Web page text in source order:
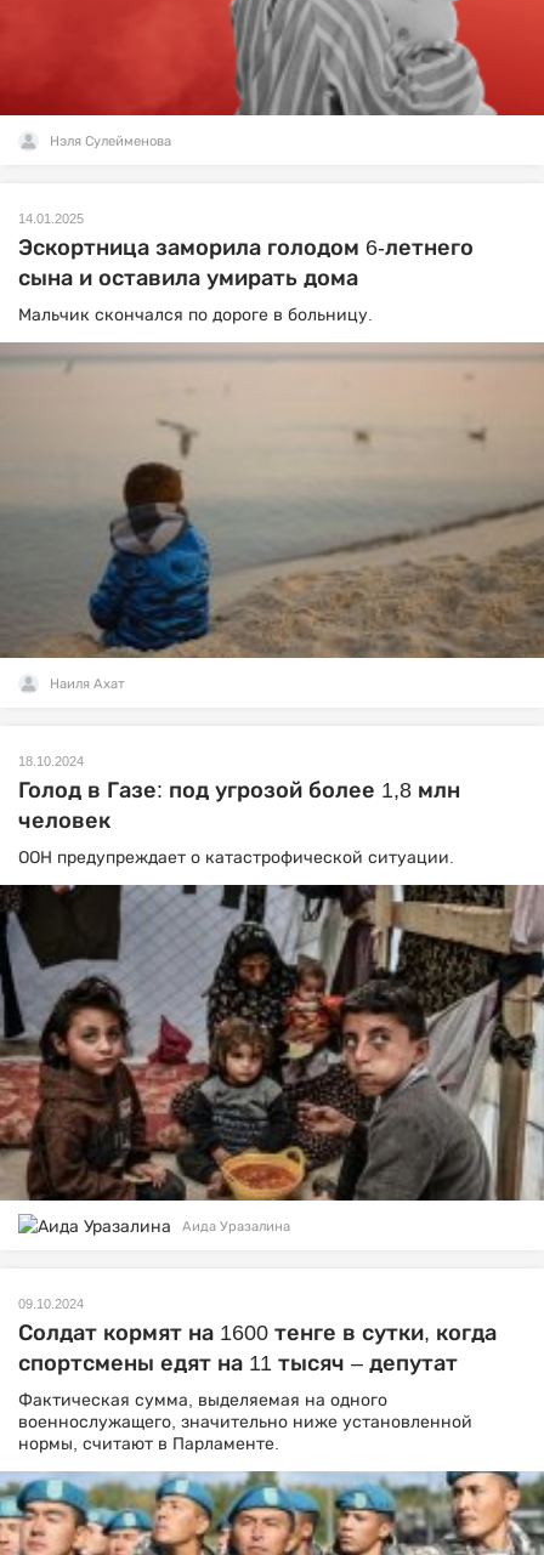
Нэля Сулейменова
14.01.2025
Эскортница заморила голодом 6-летнего
сына и оставила умирать дома
Мальчик скончался по дороге в больницу.
Наиля Ахат
18.10.2024
Голод в Газе: под угрозой более 1,8 млн
человек
ООН предупреждает о катастрофической ситуации.
Аида Уразалина
09.10.2024
Солдат кормят на 1600 тенге в сутки, когда
спортсмены едят на 11 тысяч – депутат
Фактическая сумма, выделяемая на одного
военнослужащего, значительно ниже установленной
нормы, считают в Парламенте.